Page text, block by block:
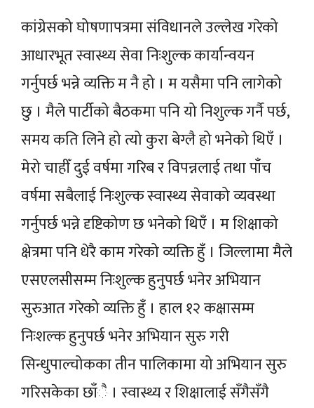
कांग्रेसको घोषणापत्रमा संविधानले उल्लेख गरेको
आधारभूत स्वास्थ्य सेवा निःशुल्क कार्यान्वयन
गर्नुपर्छ भन्ने व्यक्ति म नै हो । म यसैमा पनि लागेको
छु । मैले पार्टीको बैठकमा पनि यो निशुल्क गर्नै पर्छ,
समय कति लिने हो त्यो कुरा बेग्लै हो भनेको थिएँ ।
मेरो चाहीँ दुई वर्षमा गरिब र विपन्नलाई तथा पाँच
वर्षमा सबैलाई निःशुल्क स्वास्थ्य सेवाको व्यवस्था
गर्नुपर्छ भन्ने दृष्टिकोण छ भनेको थिएँ । म शिक्षाको
क्षेत्रमा पनि धेरै काम गरेको व्यक्ति हुँ । जिल्लामा मैले
एसएलसीसम्म निःशुल्क हुनुपर्छ भनेर अभियान
सुरुआत गरेको व्यक्ति हुँ । हाल १२ कक्षासम्म
निःशल्क हुनुपर्छ भनेर अभियान सुरु गरी
सिन्धुपाल्चोकका तीन पालिकामा यो अभियान सुरु
गरिसकेका छाँै । स्वास्थ्य र शिक्षालाई सँगैसँगै